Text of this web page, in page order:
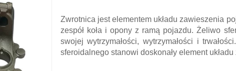
Zwrotnica jest elementem układu zawieszenia
zespół koła i opony z ramą pojazdu. Żeliwo
swojej wytrzymałości, wytrzymałości i
sferoidalnego stanowi doskonały element